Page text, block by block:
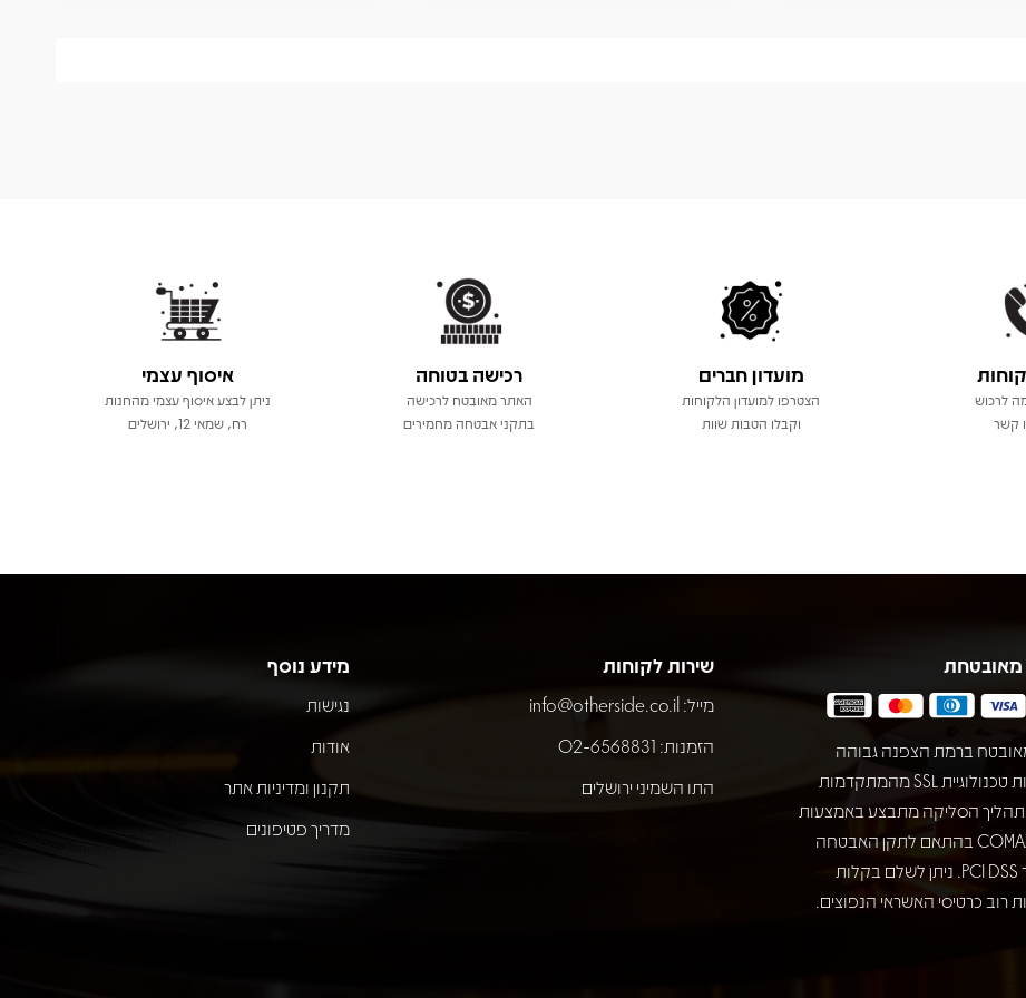
לרכוש
קשר
מועדון חברים
הצטרפו למועדון הלקוחות
וקבלו הטבות שוות
רכישה בטוחה
האתר מאובטח לרכישה
בתקני אבטחה מחמירים
איסוף עצמי
ניתן לבצע איסוף עצמי מהחנות
רח, שמאי 12, ירושלים
מאובטחת
ברמת הצפנה גבוהה
באמצעות טכנולוגיית SSL מהמתקדמות
הסליקה מתבצע באמצעות
חברת COMAX בהתאם לתקן האבטחה
המחמיר PCI DSS. ניתן לשלם בקלות
רוב כרטיסי האשראי הנפוצים.
שירות לקוחות
מייל: info@otherside.co.il
הזמנות: 02-6568831
התו השמיני ירושלים
מידע נוסף
נגישות
אודות
תקנון ומדיניות אתר
מדריך פטיפונים